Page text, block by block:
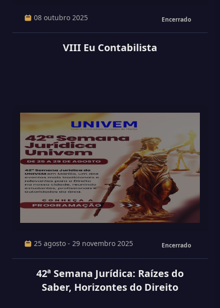
08 outubro 2025 Encerrado
VIII Eu Contabilista
25 agosto - 29 novembro 2025 Encerrado
42ª Semana Jurídica: Raízes do
Saber, Horizontes do Direito